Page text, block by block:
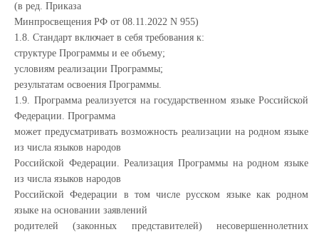
(в ред. Приказа
Минпросвещения РФ от 08.11.2022 N 955)
1.8. Стандарт включает в себя требования к:
структуре Программы и ее объему;
условиям реализации Программы;
результатам освоения Программы.
1.9. Программа реализуется на государственном языке Российской
Федерации. Программа
может предусматривать возможность реализации на родном языке
из числа языков народов
Российской Федерации. Реализация Программы на родном языке
из числа языков народов
Российской Федерации в том числе русском языке как родном
языке на основании заявлений
родителей (законных представителей) несовершеннолетних